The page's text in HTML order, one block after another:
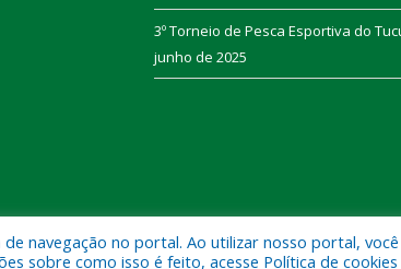
3º Torneio de Pesca Esportiva do
junho de 2025
Municipal de Vitória do Xingu.
navegação no portal. Ao utilizar nosso portal,
sobre como isso é feito, acesse Política de cookies